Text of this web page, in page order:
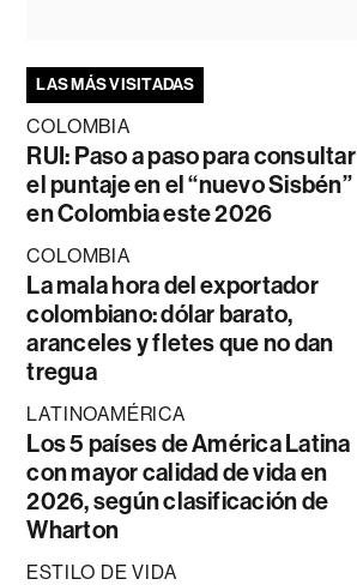
LAS MÁS VISITADAS
COLOMBIA
RUI: Paso a paso para consultar
el puntaje en el “nuevo Sisbén”
en Colombia este 2026
COLOMBIA
La mala hora del exportador
colombiano: dólar barato,
aranceles y fletes que no dan
tregua
LATINOAMÉRICA
Los 5 países de América Latina
con mayor calidad de vida en
2026, según clasificación de
Wharton
ESTILO DE VIDA